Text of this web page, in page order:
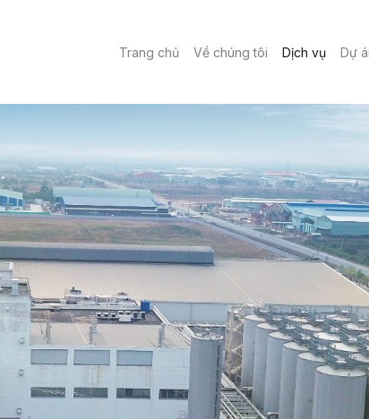
Trang chủ Về chúng tôi Dịch vụ Dự